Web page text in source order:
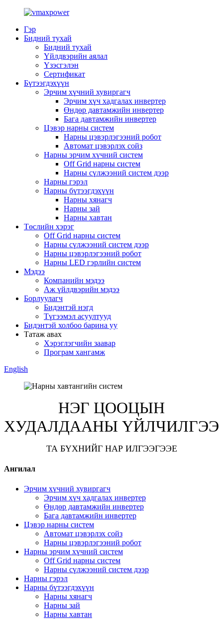
Гэр
Бидний тухай
Бидний тухай
Үйлдвэрийн аялал
Үзэсгэлэн
Сертификат
Бүтээгдэхүүн
Эрчим хүчний хувиргагч
Эрчим хүч хадгалах инвертер
Өндөр давтамжийн инвертер
Бага давтамжийн инвертер
Цэвэр нарны систем
Нарны цэвэрлэгээний робот
Автомат цэвэрлэх сойз
Нарны эрчим хүчний систем
Off Grid нарны систем
Нарны сүлжээний систем дээр
Нарны гэрэл
Нарны бүтээгдэхүүн
Нарны хянагч
Нарны зай
Нарны хавтан
Төслийн хэрэг
Off Grid нарны систем
Нарны сүлжээний систем дээр
Нарны цэвэрлэгээний робот
Нарны LED гэрлийн систем
Мэдээ
Компанийн мэдээ
Аж үйлдвэрийн мэдээ
Борлуулагч
Бидэнтэй нэгд
Түгээмэл асуултууд
Бидэнтэй холбоо барина уу
Татаж авах
Хэрэглэгчийн заавар
Програм хангамж
English
НЭГ ЦООЦЫН
ХУДАЛДААНЫ ҮЙЛЧИЛГЭЭ
ТА БҮХНИЙГ НАР ИЛГЭЭГЭЭЕ
Ангилал
Эрчим хүчний хувиргагч
Эрчим хүч хадгалах инвертер
Өндөр давтамжийн инвертер
Бага давтамжийн инвертер
Цэвэр нарны систем
Автомат цэвэрлэх сойз
Нарны цэвэрлэгээний робот
Нарны эрчим хүчний систем
Off Grid нарны систем
Нарны сүлжээний систем дээр
Нарны гэрэл
Нарны бүтээгдэхүүн
Нарны хянагч
Нарны зай
Нарны хавтан